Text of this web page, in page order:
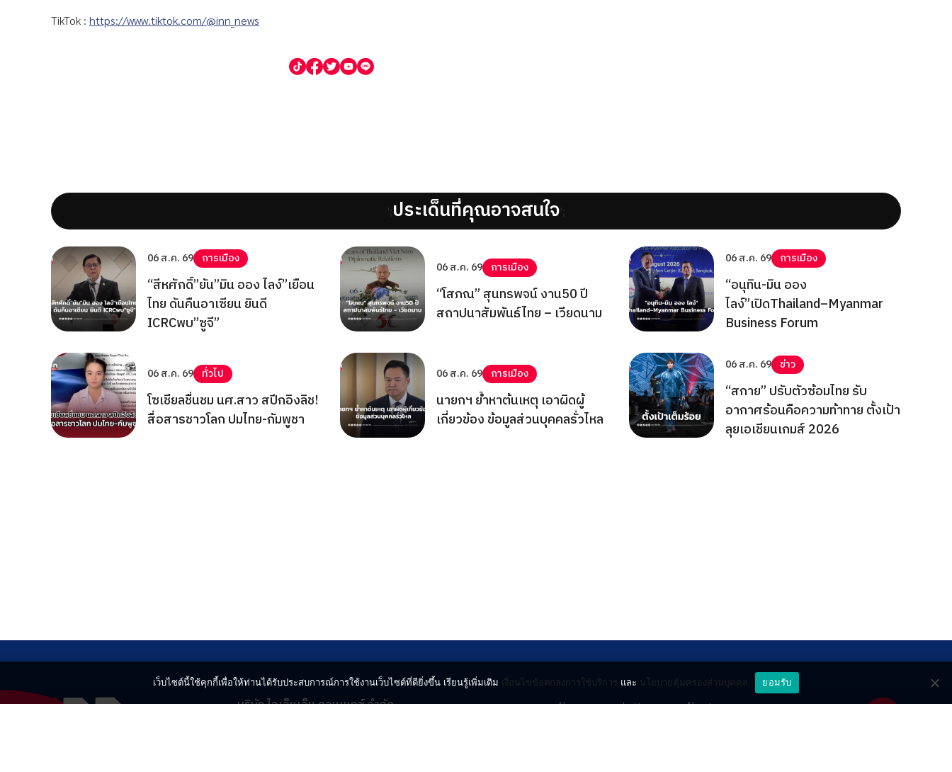
TikTok : https://www.tiktok.com/@inn_news
';ประเด็นที่คุณอาจสนใจ';
06 ส.ค. 69 การเมือง
“สีหศักดิ์”ยัน”มิน ออง ไลง์”เยือน
ไทย ดันคืนอาเซียน ยินดี
ICRCพบ”ซูจี”
06 ส.ค. 69 การเมือง
“โสภณ” สุนทรพจน์ งาน50 ปี
สถาปนาสัมพันธ์ไทย – เวียดนาม
06 ส.ค. 69 การเมือง
“อนุทิน-มิน ออง
ไลง์”เปิดThailand–Myanmar
Business Forum
06 ส.ค. 69 ทั่วไป
โซเชียลชื่นชม นศ.สาว สปีกอิงลิช!
สื่อสารชาวโลก ปมไทย-กัมพูชา
06 ส.ค. 69 การเมือง
นายกฯ ย้ำหาต้นเหตุ เอาผิดผู้
เกี่ยวข้อง ข้อมูลส่วนบุคคลรั่วไหล
06 ส.ค. 69 ข่าว
“สกาย” ปรับตัวซ้อมไทย รับ
อากาศร้อนคือความท้าทาย ตั้งเป้า
ลุยเอเชียนเกมส์ 2026
บริษัท ไอเอ็นเอ็น คอนเนกซ์ จำกัด
News
Lottery
About
เว็บไซต์นี้ใช้คุกกี้เพื่อให้ท่านได้รับประสบการณ์การใช้งานเว็บไซต์ที่ดียิ่งขึ้น เรียนรู้เพิ่มเติม เงื่อนไขข้อตกลงการใช้บริการ และ นโยบายคุ้มครองส่วนบุคคล ยอมรับ